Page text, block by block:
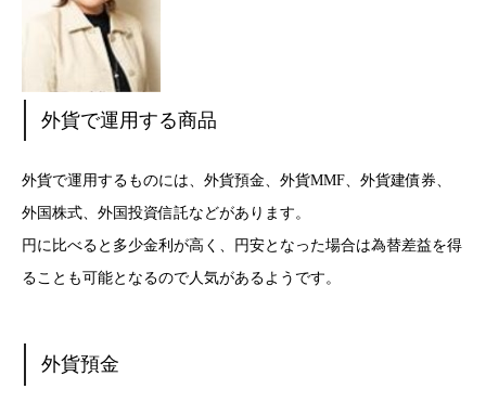
外貨で運用する商品
外貨で運用するものには、外貨預金、外貨MMF、外貨建債券、
外国株式、外国投資信託などがあります。
円に比べると多少金利が高く、円安となった場合は為替差益を得
ることも可能となるので人気があるようです。
外貨預金